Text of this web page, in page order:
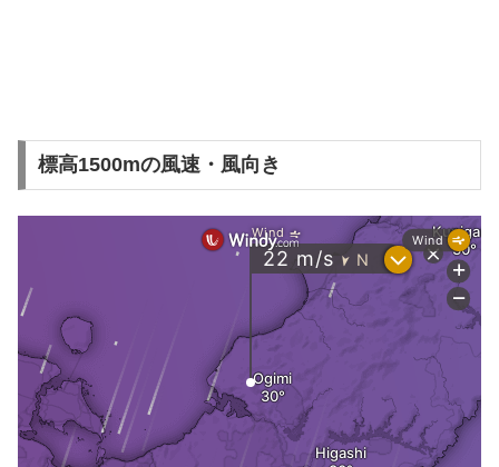
標高1500mの風速・風向き